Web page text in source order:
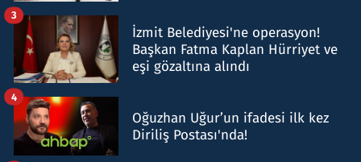
İzmit Belediyesi'ne operasyon!
Başkan Fatma Kaplan Hürriyet ve
eşi gözaltına alındı
3
Oğuzhan Uğur’un ifadesi ilk kez
Diriliş Postası'nda!
4